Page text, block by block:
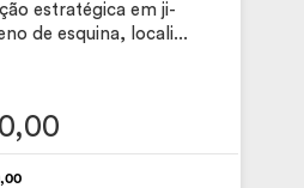
estratégica em ji-
de esquina, locali...